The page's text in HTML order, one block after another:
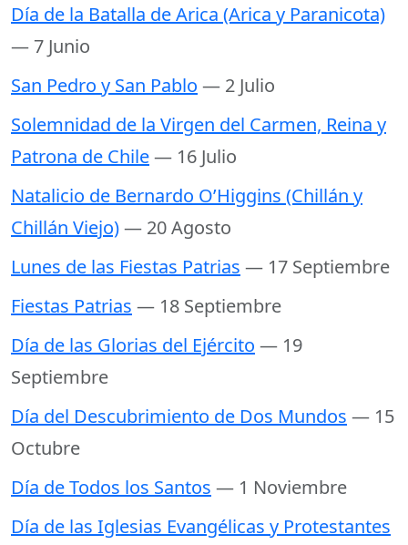
Día de la Batalla de Arica (Arica y Paranicota)
— 7 Junio
San Pedro y San Pablo — 2 Julio
Solemnidad de la Virgen del Carmen, Reina y
Patrona de Chile— 16 Julio
Natalicio de Bernardo O’Higgins (Chillán y
Chillán Viejo)— 20 Agosto
Lunes de las Fiestas Patrias — 17 Septiembre
Fiestas Patrias — 18 Septiembre
Día de las Glorias del Ejército — 19
Septiembre
Día del Descubrimiento de Dos Mundos — 15
Octubre
Día de Todos los Santos — 1 Noviembre
Día de las Iglesias Evangélicas y Protestantes